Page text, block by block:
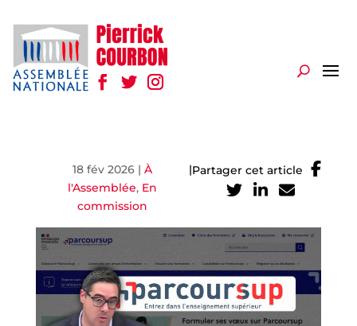
18 fév 2026| À
l'Assemblée, En
commission
|Partager cet article